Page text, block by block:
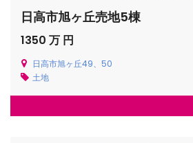
日高市旭ヶ丘売地5棟
1350 万 円
日高市旭ヶ丘49、50
土地
top-